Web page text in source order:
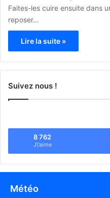
Faites-les cuire ensuite dans
reposer…
Lire la suite »
Suivez nous !
8 762
J\'aime
Météo